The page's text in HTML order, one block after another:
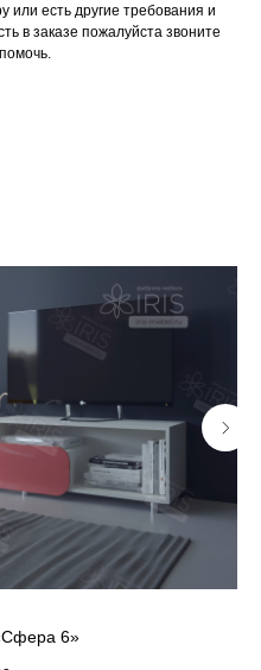
или есть другие требования и
в заказе пожалуйста звоните
6»